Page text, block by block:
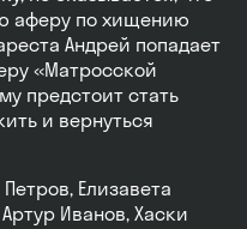
аферу по хищению
Андрей попадает
«Матросской
предстоит стать
и вернуться
Елизавета
Иванов, Хаски